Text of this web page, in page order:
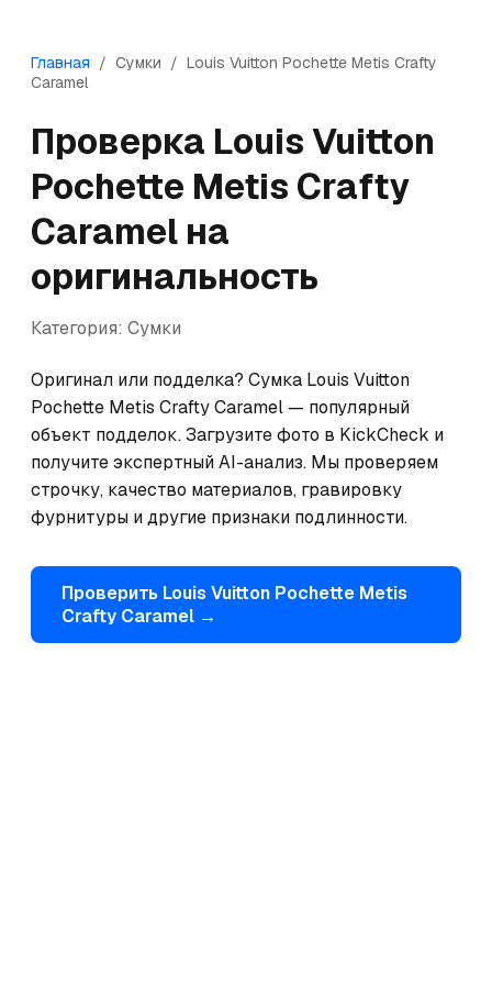
Главная / Сумки / Louis Vuitton Pochette Metis Crafty
Caramel
Проверка Louis Vuitton
Pochette Metis Crafty
Caramel на
оригинальность
Категория: Сумки
Оригинал или подделка? Сумка Louis Vuitton
Pochette Metis Crafty Caramel — популярный
объект подделок. Загрузите фото в KickCheck и
получите экспертный AI-анализ. Мы проверяем
строчку, качество материалов, гравировку
фурнитуры и другие признаки подлинности.
Проверить Louis Vuitton Pochette Metis
Crafty Caramel →